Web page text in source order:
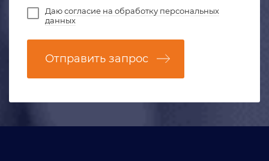
Даюсогласие на обработку персональных
данных
Отправить запрос